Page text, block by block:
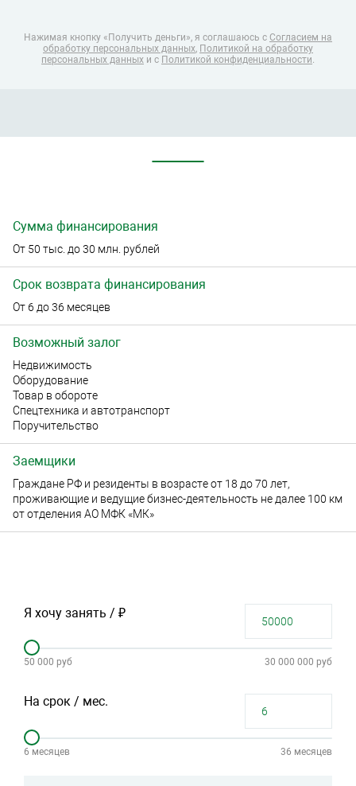
Нажимая кнопку «Получить деньги», я соглашаюсь с Согласием на
обработку персональных данных, Политикой на обработку
персональных данных и с Политикой конфиденциальности.
Сумма финансирования
От 50 тыс. до 30 млн. рублей
Срок возврата финансирования
От 6 до 36 месяцев
Возможный залог
Недвижимость
Оборудование
Товар в обороте
Спецтехника и автотранспорт
Поручительство
Заемщики
Граждане РФ и резиденты в возрасте от 18 до 70 лет,
проживающие и ведущие бизнес-деятельность не далее 100 км
от отделения АО МФК «МК»
Я хочу занять / ₽
50 000 руб 30 000 000 руб
На срок / мес.
6 месяцев 36 месяцев